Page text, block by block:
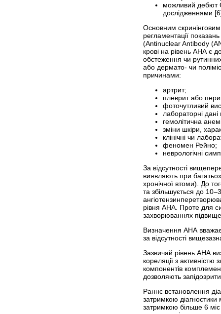
можливий дебют
дослідженнями
Основним
регламентації
(Antinuclear Antibody
крові на рівень АНА є
обстеження чи
або дермато- чи
причинами:
артрит;
плеврит або
фоточутливий
лабораторні
гемолітична
зміни шкіри,
клінічні чи
феномен Рейно;
неврологічні
За відсутності
виявляють при
хронічної втоми). До
та збільшується до
рівня АНА. Проте для
захворюваннях
Визначення АНА
за відсутності
Зазвичай рівень АНА
кореляції з
компонентів
дозволяють
Раннє встановлення
затримкою діагностики
затримкою більше 6